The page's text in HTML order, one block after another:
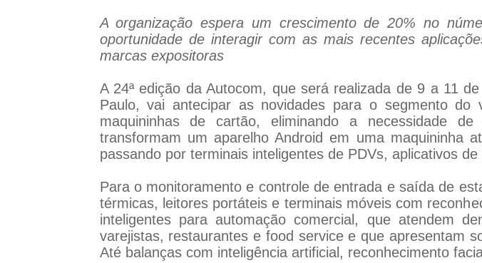
A organização espera um crescimento de 20% no
oportunidade de interagir com as mais recentes
marcas expositoras
A 24ª edição da Autocom, que será realizada de 9 a 11
Paulo, vai antecipar as novidades para o segmento do
maquininhas de cartão, eliminando a necessidade
transformam um aparelho Android em uma maquininha
passando por terminais inteligentes de PDVs, aplicativos
Para o monitoramento e controle de entrada e saída de
térmicas, leitores portáteis e terminais móveis com
inteligentes para automação comercial, que atendem
varejistas, restaurantes e food service e que apresentam
Até balanças com inteligência artificial, reconhecimento